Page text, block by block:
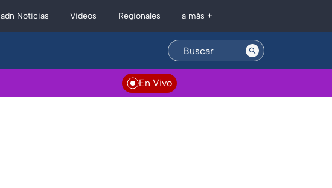
adn Noticias Videos Regionales a más +
En Vivo